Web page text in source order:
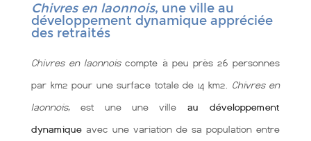
Chivres en laonnois, une ville au
développement dynamique appréciée
des retraités
Chivres en laonnoiscompte à peu près 26 personnes
par km2 pour une surface totale de 14 km2. Chivres en
laonnois, est une une ville au développement
dynamique avec une variation de sa population entre